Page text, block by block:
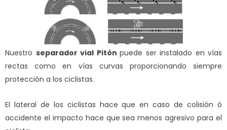
Nuestro separador vial Pitón puede ser instalado en vías
rectas como en vías curvas proporcionando siempre
protección a los ciclistas.
El lateral de los ciclistas hace que en caso de colisión ó
accidente el impacto hace que sea menos agresivo para el